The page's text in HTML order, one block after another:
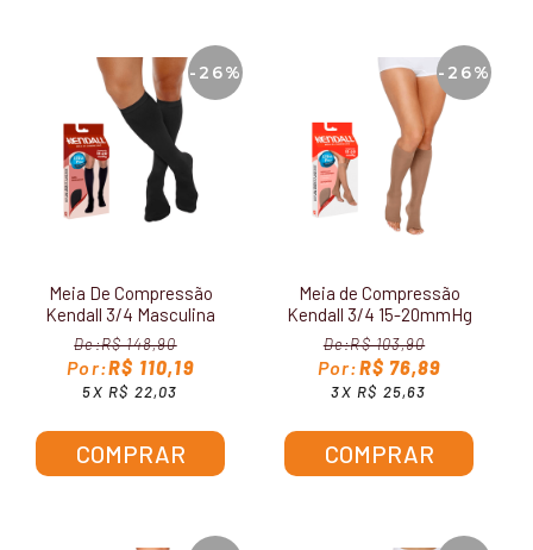
-26%
Meia De Compressão
Kendall 3/4 Masculina
15-20mmHg 1802
R$ 148,90
R$ 110,19
5X R$ 22,03
COMPRAR
-26%
Meia de Compressão
Kendall 3/4 15-20mmHg
Sem Ponteira 1871
R$ 103,90
R$ 76,89
3X R$ 25,63
COMPRAR